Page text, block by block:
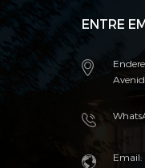
ENTRE
Email: